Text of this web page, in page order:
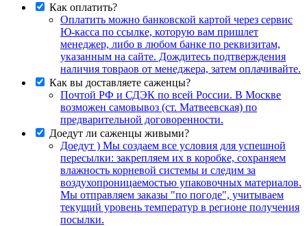
Как оплатить?
Оплатить можно банковской картой через сервис
Ю-касса по ссылке, которую вам пришлет
менеджер, либо в любом банке по реквизитам,
указанным на сайте. Дождитесь подтверждения
наличия товраов от менеджера, затем оплачивайте.
Как вы доставляете саженцы?
Почтой РФ и СДЭК по всей России. В Москве
возможен самовывоз (ст. Матвеевская) по
предварительной договоренности.
Доедут ли саженцы живыми?
Доедут ) Мы создаем все условия для успешной
пересылки: закрепляем их в коробке, сохраняем
влажность корневой системы и следим за
воздухопроницаемостью упаковочных материалов.
Мы отправляем заказы "по погоде", учитываем
текущий уровень температур в регионе получения
посылки.